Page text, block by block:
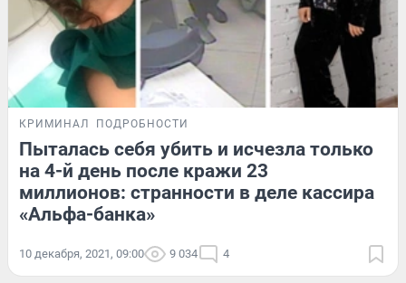
КРИМИНАЛ ПОДРОБНОСТИ
Пыталась себя убить и исчезла только
на 4-й день после кражи 23
миллионов: странности в деле кассира
«Альфа-банка»
10 декабря, 2021, 09:00 9 034 4